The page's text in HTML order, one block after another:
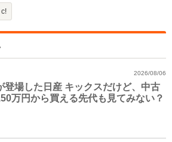
c!
登場した日産 キックスだけど、中古
万円から買える先代も見てみない？
2026/08/06